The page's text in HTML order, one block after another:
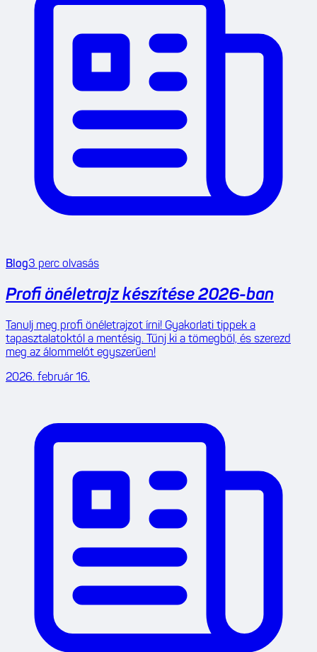
Blog3 perc olvasás
Profi önéletrajz készítése 2026-ban
Tanulj meg profi önéletrajzot írni! Gyakorlati tippek a
tapasztalatoktól a mentésig. Tűnj ki a tömegből, és szerezd
meg az álommelót egyszerűen!
2026. február 16.